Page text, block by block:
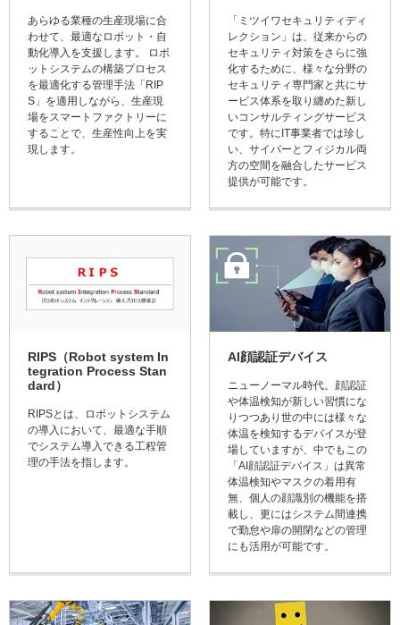
あらゆる業種の生産現場に合
わせて、最適なロボット・自
動化導入を支援します。 ロボ
ットシステムの構築プロセス
を最適化する管理手法「RIP
S」を適用しながら、生産現
場をスマートファクトリーに
することで、生産性向上を実
現します。
「ミツイワセキュリティディ
レクション」は、従来からの
セキュリティ対策をさらに強
化するために、様々な分野の
セキュリティ専門家と共にサ
ービス体系を取り纏めた新し
いコンサルティングサービス
です。特にIT事業者では珍し
い、サイバーとフィジカル両
方の空間を融合したサービス
提供が可能です。
RIPS（Robot system In
tegration Process Stan
dard）
RIPSとは、ロボットシステム
の導入において、最適な手順
でシステム導入できる工程管
理の手法を指します。
AI顔認証デバイス
ニューノーマル時代。顔認証
や体温検知が新しい習慣にな
りつつあり世の中には様々な
体温を検知するデバイスが登
場していますが、中でもこの
「AI顔認証デバイス」は異常
体温検知やマスクの着用有
無、個人の顔識別の機能を搭
載し、更にはシステム間連携
で勤怠や扉の開閉などの管理
にも活用が可能です。